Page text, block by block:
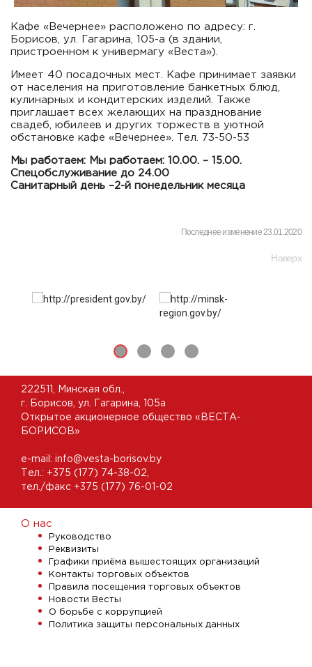
Кафе «Вечернее» расположено по адресу: г.
Борисов, ул. Гагарина, 105-а (в здании,
пристроенном к универмагу «Веста»).
Имеет 40 посадочных мест. Кафе принимает заявки
от населения на приготовление банкетных блюд,
кулинарных и кондитерских изделий. Также
приглашает всех желающих на празднование
свадеб, юбилеев и других торжеств в уютной
обстановке кафе «Вечернее». Тел. 73-50-53
Мы работаем:
Мы работаем: 10.00. – 15.00.
Спецобслуживание до 24.00
Санитарный день –2-й понедельник месяца
Последнее изменение 23.01.2020
Наверх
222511, Минская обл.,
г. Борисов, ул. Гагарина, 105а
Открытое акционерное общество «ВЕСТА-
БОРИСОВ»
e-mail: info@vesta-borisov.by
Тел.: +375 (177) 74-38-02
тел./факс +375 (177) 76-01-02
О нас
Руководство
Реквизиты
Графики приёма вышестоящих организаций
Контакты торговых объектов
Правила посещения торговых объектов
Новости Весты
О борьбе с коррупцией
Политика защиты персональных данных